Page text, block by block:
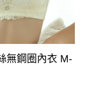
無鋼圈內衣 M-